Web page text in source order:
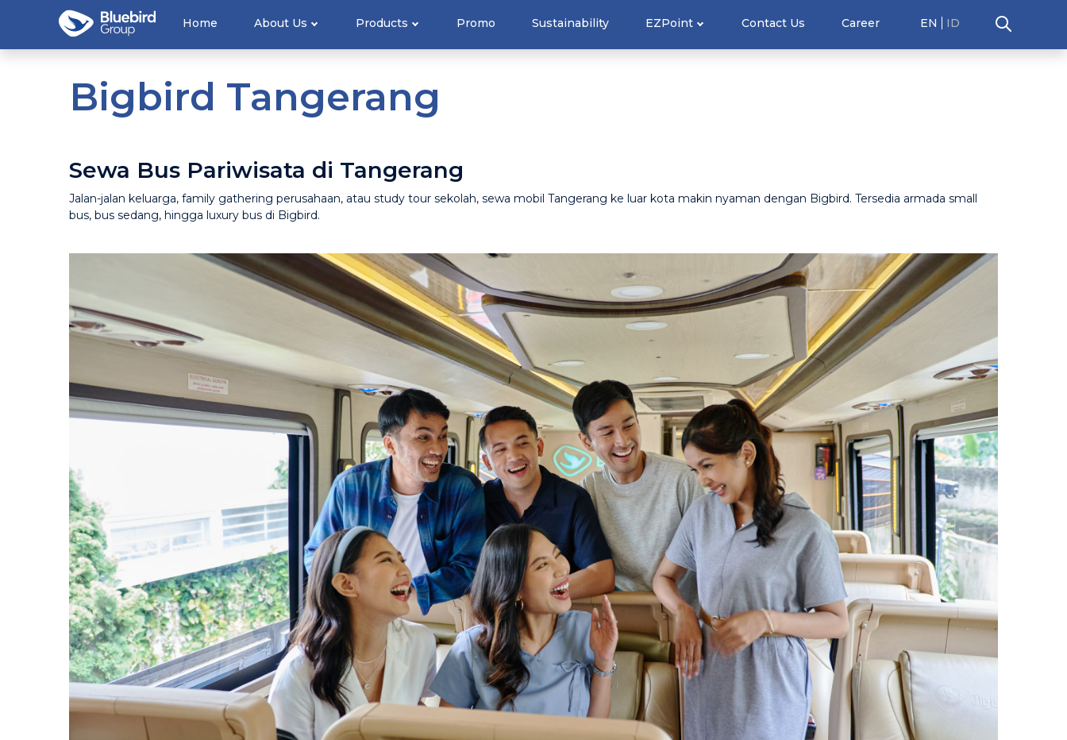
EN ID
Home About Us Products Promo Sustainability EZPoint Contact Us Career
Bigbird Tangerang
Sewa Bus Pariwisata di Tangerang
Jalan-jalan keluarga, family gathering perusahaan, atau study tour sekolah, sewa mobil Tangerang ke luar kota makin nyaman dengan Bigbird. Tersedia armada small
bus, bus sedang, hingga luxury bus di Bigbird.